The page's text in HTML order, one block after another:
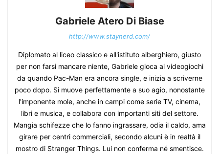
Gabriele Atero Di Biase
http://www.staynerd.com/
Diplomato al liceo classico e all'istituto alberghiero, giusto
per non farsi mancare niente, Gabriele gioca ai videogiochi
da quando Pac-Man era ancora single, e inizia a scriverne
poco dopo. Si muove perfettamente a suo agio, nonostante
l'imponente mole, anche in campi come serie TV, cinema,
libri e musica, e collabora con importanti siti del settore.
Mangia schifezze che lo fanno ingrassare, odia il caldo, ama
girare per centri commerciali, secondo alcuni è in realtà il
mostro di Stranger Things. Lui non conferma né smentisce.